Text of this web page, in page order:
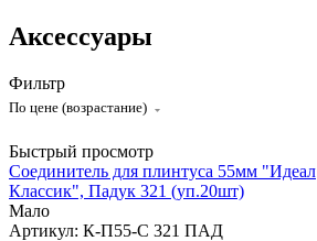
Аксессуары
Фильтр
По цене (возрастание)
Быстрый просмотр
Соединитель для плинтуса 55мм "Идеал
Классик", Падук 321 (уп.20шт)
Мало
Артикул: К-П55-С 321 ПАД